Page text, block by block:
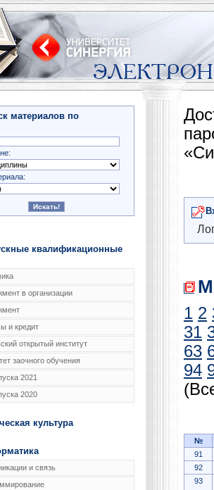
материалов по
квалификационные
в организации
и кредит
открытый институт
заочного обучения
2021
2020
культура
и связь
1 2
31
63
94
№
91
92
93